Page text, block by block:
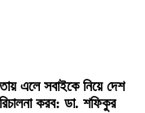
এলে সবাইকে নিয়ে দেশ
করব: ডা. শফিকুর